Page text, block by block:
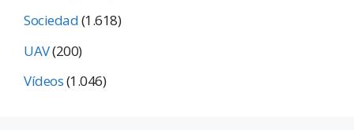
Sociedad(1.618)
UAV(200)
Vídeos(1.046)